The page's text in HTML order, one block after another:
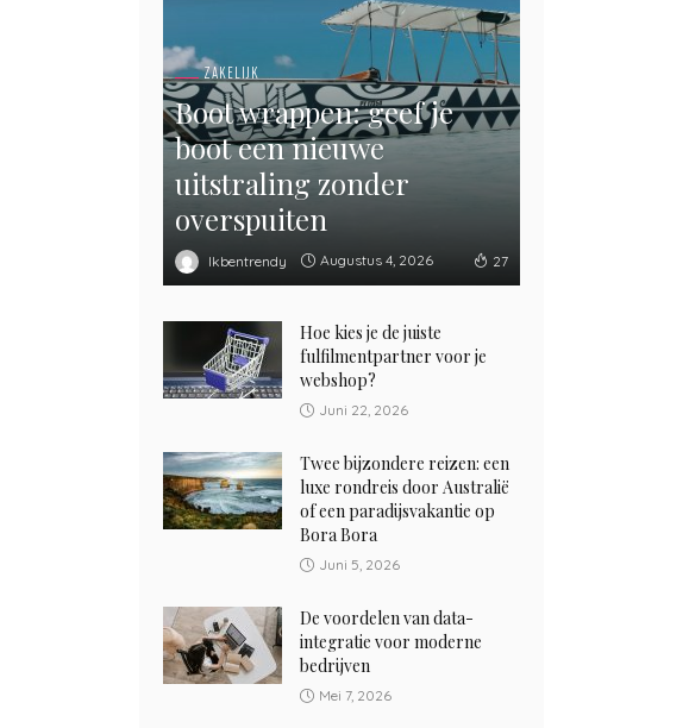
ZAKELIJK
Boot wrappen: geef je
boot een nieuwe
uitstraling zonder
overspuiten
Ikbentrendy Augustus 4, 2026 27
Hoe kies je de juiste
fulfilmentpartner voor je
webshop?
Juni 22, 2026
Twee bijzondere reizen: een
luxe rondreis door Australië
of een paradijsvakantie op
Bora Bora
Juni 5, 2026
De voordelen van data-
integratie voor moderne
bedrijven
Mei 7, 2026